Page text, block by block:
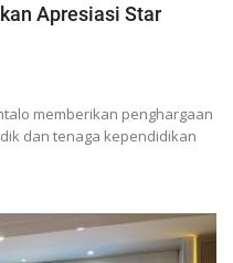
Apresiasi Star
memberikan penghargaan
dan tenaga kependidikan